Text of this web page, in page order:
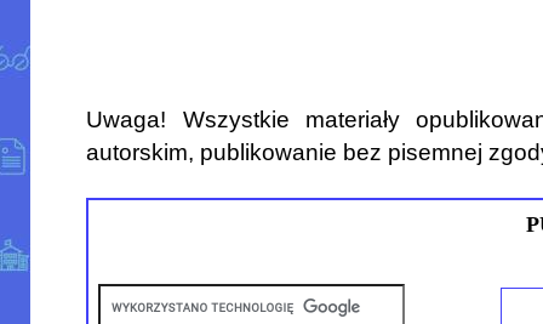
Uwaga! Wszystkie materiały
autorskim, publikowanie bez pisemnej